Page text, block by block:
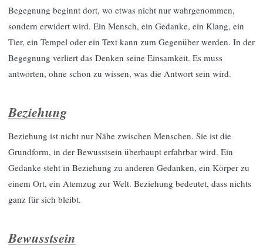
Begegnung beginnt dort, wo etwas nicht nur wahrgenommen,
sondern erwidert wird. Ein Mensch, ein Gedanke, ein Klang, ein
Tier, ein Tempel oder ein Text kann zum Gegenüber werden. In der
Begegnung verliert das Denken seine Einsamkeit. Es muss
antworten, ohne schon zu wissen, was die Antwort sein wird.
Beziehung
Beziehung ist nicht nur Nähe zwischen Menschen. Sie ist die
Grundform, in der Bewusstsein überhaupt erfahrbar wird. Ein
Gedanke steht in Beziehung zu anderen Gedanken, ein Körper zu
einem Ort, ein Atemzug zur Welt. Beziehung bedeutet, dass nichts
ganz für sich bleibt.
Bewusstsein